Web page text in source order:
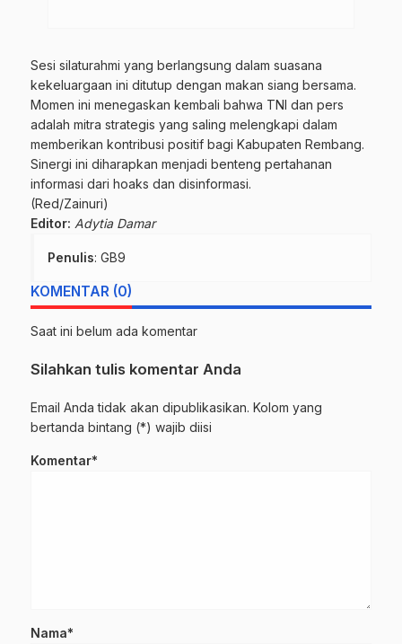
Sesi silaturahmi yang berlangsung dalam suasana
kekeluargaan ini ditutup dengan makan siang bersama.
Momen ini menegaskan kembali bahwa TNI dan pers
adalah mitra strategis yang saling melengkapi dalam
memberikan kontribusi positif bagi Kabupaten Rembang.
Sinergi ini diharapkan menjadi benteng pertahanan
informasi dari hoaks dan disinformasi.
(Red/Zainuri)
Editor: Adytia Damar
Penulis: GB9
KOMENTAR (0)
Saat ini belum ada komentar
Silahkan tulis komentar Anda
Email Anda tidak akan dipublikasikan. Kolom yang
bertanda bintang (*) wajib diisi
Komentar*
Nama*